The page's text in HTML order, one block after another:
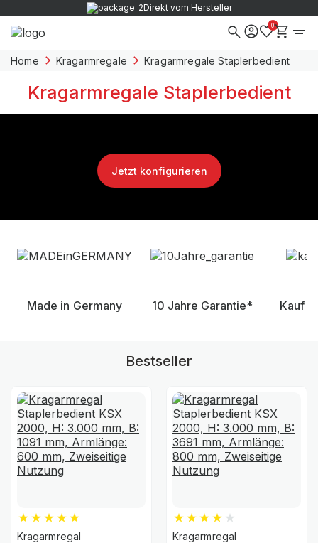
Direkt vom Hersteller
0
Home Kragarmregale Kragarmregale Staplerbedient
Kragarmregale Staplerbedient
Jetzt konfigurieren
Made in Germany 10 Jahre Garantie* Kauf
Bestseller
Kragarmregal
Kragarmregal